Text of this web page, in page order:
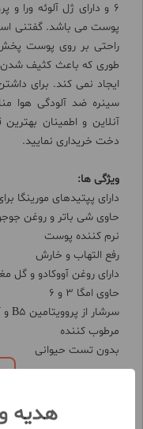
پوست می باشد. گفتنی
راحتی بر روی پوست
طوری که باعث کثیف
ایجاد نمی کند. برای
آنلاین و اطمینان
دخت خریداری نمایید.
ویژگی ها:
دارای پپتیدهای مورینگا
حاوی شی باتر و روغن
نرم کننده پوست
رفع التهاب و خارش
دارای روغن آووکادو و گل
حاوی امگا 3 و 6
سرشار از پروویتامین B5 و آلوئه ورا
مرطوب کننده
بدون تست حیوانی
هدیه